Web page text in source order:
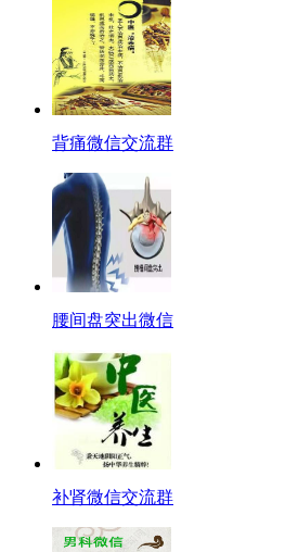
背痛微信交流群
腰间盘突出微信
补肾微信交流群